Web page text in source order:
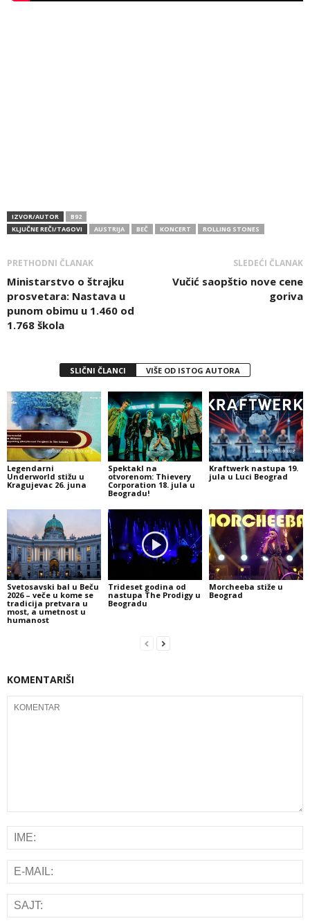
IZVOR/AUTOR
B92
KLJUČNE REČI/TAGOVI
AUSTRIJA BEČ KONCERT ROLLING STONES
PRETHODNI ČLANAK
Ministarstvo o štrajku
prosvetara: Nastava u
punom obimu u 1.460 od
1.768 škola
SLEDEĆI ČLANAK
Vučić saopštio nove cene
goriva
SLIČNI ČLANCI VIŠE OD ISTOG AUTORA
Legendarni
Underworld stižu u
Kragujevac 26. juna
Spektakl na
otvorenom: Thievery
Corporation 18. jula u
Beogradu!
Kraftwerk nastupa 19.
jula u Luci Beograd
Svetosavski bal u Beču
2026 – veče u kome se
tradicija pretvara u
most, a umetnost u
humanost
Trideset godina od
nastupa The Prodigy u
Beogradu
Morcheeba stiže u
Beograd
KOMENTARIŠI